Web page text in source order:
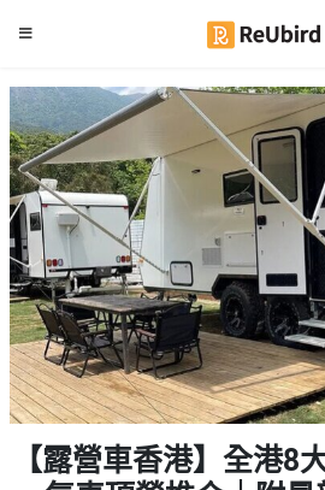
繁
中
EN
登
入
註
冊
生
日
#
拍
拖
好
去
處
#
室
內
好
去
處
【露營車香港】全港8